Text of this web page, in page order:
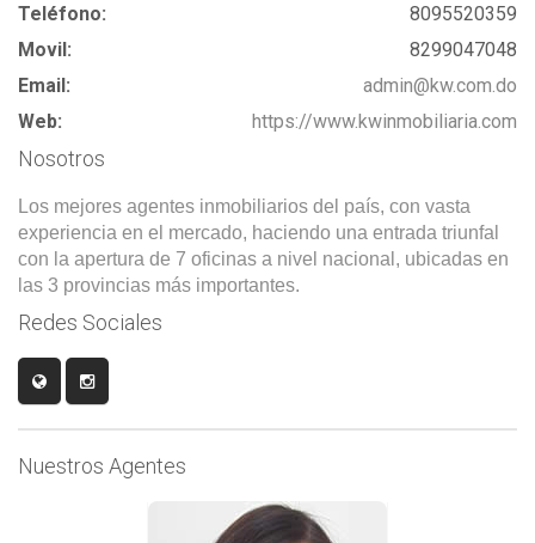
Teléfono:
8095520359
Movil:
8299047048
Email:
admin@kw.com.do
Web:
https://www.kwinmobiliaria.com
Nosotros
Los mejores agentes inmobiliarios del país, con vasta
experiencia en el mercado, haciendo una entrada triunfal
con la apertura de 7 oficinas a nivel nacional, ubicadas en
las 3 provincias más importantes.
Redes Sociales
Nuestros Agentes